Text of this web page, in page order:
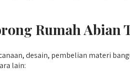
Rumah Abian
desain, pembelian materi
lain: